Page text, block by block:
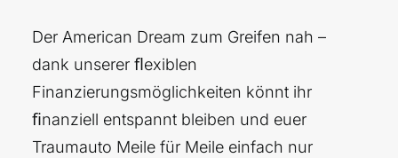
Der American Dream zum Greifen nah –
dank unserer ﬂexiblen
Finanzierungsmöglichkeiten könnt ihr
ﬁnanziell entspannt bleiben und euer
Traumauto Meile für Meile einfach nur